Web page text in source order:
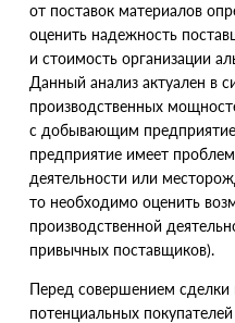
от поставок материалов
оценить надежность
и стоимость организации
Данный анализ актуален в
производственных
с добывающим
предприятие имеет
деятельности или
то необходимо оценить
производственной
привычных поставщиков).
Перед совершением сделки
потенциальных